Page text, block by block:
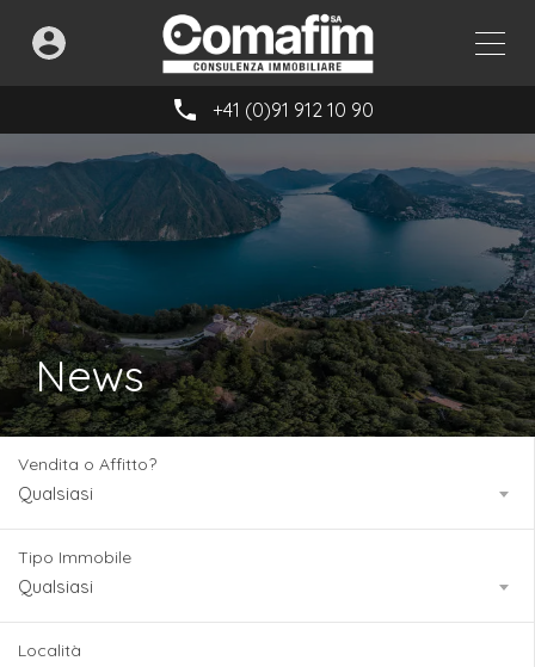
+41 (0)91 912 10 90
News
Vendita o Affitto?
Qualsiasi
Tipo Immobile
Qualsiasi
Località